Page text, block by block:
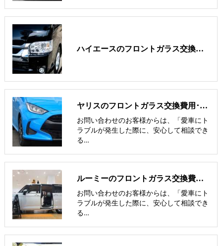
ハイエースのフロントガラス交換費用･飛び石修理費用･低価格ガラス
ヤリスのフロントガラス交換費用･飛び石修理費用･低価格ガラス紹介
お問い合わせのお客様からは、「愛車にト
ラブルが発生した際に、安心して相談でき
る…
ルーミーのフロントガラス交換費用･飛び石修理費用･低価格ガラス紹介
お問い合わせのお客様からは、「愛車にト
ラブルが発生した際に、安心して相談でき
る…